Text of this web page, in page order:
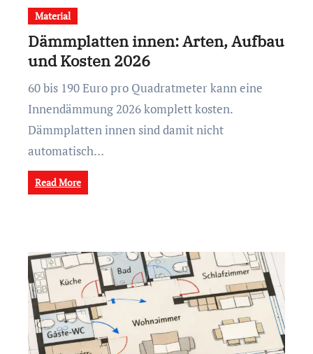
Material
Dämmplatten innen: Arten, Aufbau
und Kosten 2026
60 bis 190 Euro pro Quadratmeter kann eine
Innendämmung 2026 komplett kosten.
Dämmplatten innen sind damit nicht
automatisch…
Read More